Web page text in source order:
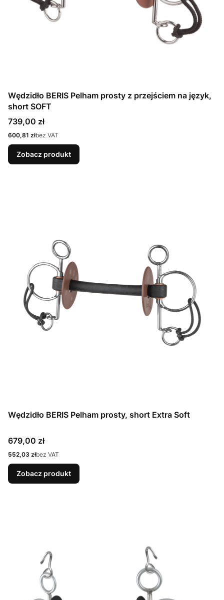
Wędzidło BERIS Pelham prosty z przejściem na język,
short SOFT
Cena
739,00 zł
Cena
600,81 złbez VAT
Zobacz produkt
Wędzidło BERIS Pelham prosty, short Extra Soft
Cena
679,00 zł
Cena
552,03 złbez VAT
Zobacz produkt